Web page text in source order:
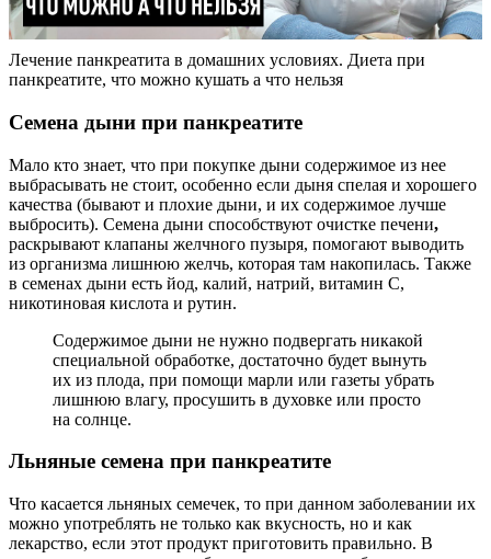
Лечение панкреатита в домашних условиях. Диета при
панкреатите, что можно кушать а что нельзя
Семена дыни при панкреатите
Мало кто знает, что при покупке дыни содержимое из нее
выбрасывать не стоит, особенно если дыня спелая и хорошего
качества (бывают и плохие дыни, и их содержимое лучше
выбросить). Семена дыни способствуют очистке печени,
раскрывают клапаны желчного пузыря, помогают выводить
из организма лишнюю желчь, которая там накопилась. Также
в семенах дыни есть йод, калий, натрий, витамин С,
никотиновая кислота и рутин.
Содержимое дыни не нужно подвергать никакой
специальной обработке, достаточно будет вынуть
их из плода, при помощи марли или газеты убрать
лишнюю влагу, просушить в духовке или просто
на солнце.
Льняные семена при панкреатите
Что касается льняных семечек, то при данном заболевании их
можно употреблять не только как вкусность, но и как
лекарство, если этот продукт приготовить правильно. В